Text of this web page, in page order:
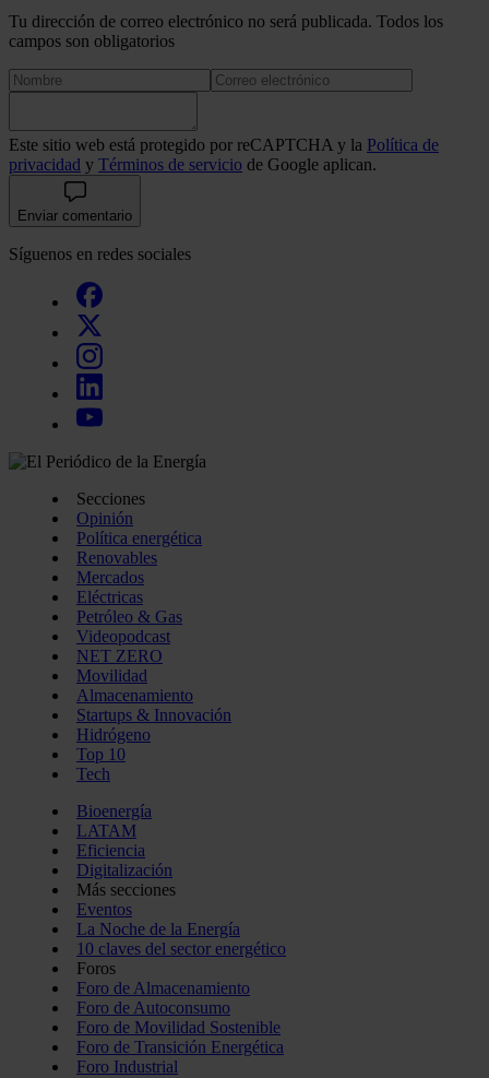
Tu dirección de correo electrónico no será publicada. Todos los
campos son obligatorios
Este sitio web está protegido por reCAPTCHA y la Política de
privacidad y Términos de servicio de Google aplican.
Enviar comentario
Síguenos en redes sociales
Secciones
Opinión
Política energética
Renovables
Mercados
Eléctricas
Petróleo & Gas
Videopodcast
NET ZERO
Movilidad
Almacenamiento
Startups & Innovación
Hidrógeno
Top 10
Tech
Bioenergía
LATAM
Eficiencia
Digitalización
Más secciones
Eventos
La Noche de la Energía
10 claves del sector energético
Foros
Foro de Almacenamiento
Foro de Autoconsumo
Foro de Movilidad Sostenible
Foro de Transición Energética
Foro Industrial